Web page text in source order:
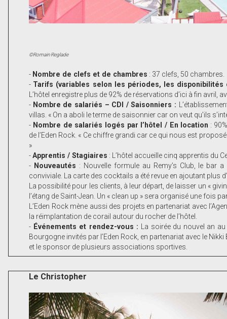
©Romain Reglade
- Nombre de clefs et de chambres : 37 clefs, 50 chambres.
- Tarifs (variables selon les périodes, les
L’hôtel enregistre plus de 92% de réservations d’ici à fin avril,
- Nombre de salariés – CDI / Saisonniers :
villas. « On a aboli le terme de saisonnier car on veut qu’ils
- Nombre de salariés logés par l’hôtel / En location :
de l’Eden Rock. « Ce chiffre grandi car ce qui nous est
»
-Apprentis / Stagiaires : L’hôtel accueille cinq apprentis du
- Nouveautés : Nouvelle formule au Remy’s Club, le bar
conviviale. La carte des cocktails a été revue en ajoutant plus
La possibilité pour les clients, à leur départ, de laisser un «
l’étang de Saint-Jean. Un « clean up » sera organisé une fois
L’Eden Rock mène aussi des projets en partenariat avec
la réimplantation de corail autour du rocher de l’hôtel.
- Événements et rendez-vous :
La soirée du nouvel an
Bourgogne invités par l’Eden Rock, en partenariat avec le
et le sponsor de plusieurs associations sportives.
Le Christopher